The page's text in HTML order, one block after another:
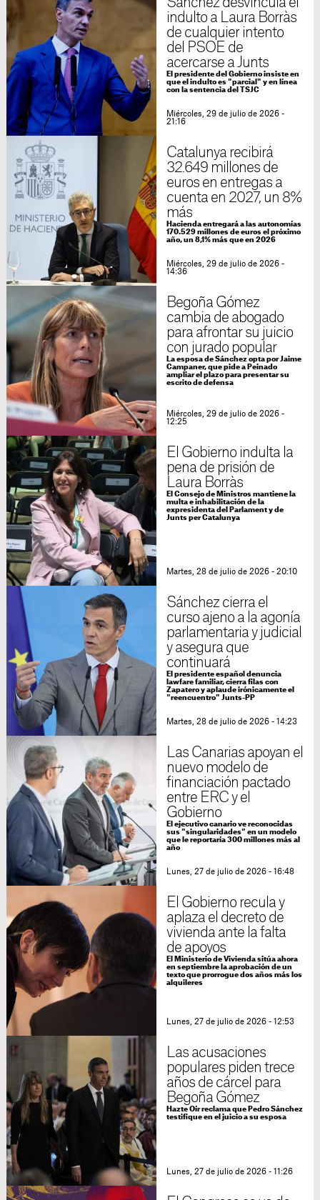
Sánchez desvincula el
indulto a Laura Borràs
de cualquier intento
del PSOE de
acercarse a Junts
El presidente del Gobierno insiste en
que el indulto es "parcial" y en línea
con la sentencia del TSJC
Miércoles, 29 de julio de 2026 -
21:16
Catalunya recibirá
32.649 millones de
euros en entregas a
cuenta en 2027, un 8%
más
Hacienda entregará a las autonomías
170.529 millones de euros el próximo
año, un 8,1% más que en 2026
Miércoles, 29 de julio de 2026 -
14:36
Begoña Gómez
cambia de abogado
para afrontar su juicio
con jurado popular
La esposa de Sánchez opta por Jaime
Campaner, que pide a Peinado
ampliar el plazo para presentar su
escrito de defensa
Miércoles, 29 de julio de 2026 -
12:25
El Gobierno indulta la
pena de prisión de
Laura Borràs
El Consejo de Ministros mantiene la
multa e inhabilitación de la
expresidenta del Parlament y de
Junts per Catalunya
Martes, 28 de julio de 2026 - 20:10
Sánchez cierra el
curso ajeno a la agonía
parlamentaria y judicial
y asegura que
continuará
El presidente español denuncia
lawfare familiar, cierra filas con
Zapatero y aplaude irónicamente el
"reencuentro" Junts-PP
Martes, 28 de julio de 2026 - 14:23
Las Canarias apoyan el
nuevo modelo de
financiación pactado
entre ERC y el
Gobierno
El ejecutivo canario ve reconocidas
sus "singularidades" en un modelo
que le reportaría 300 millones más al
año
Lunes, 27 de julio de 2026 - 16:48
El Gobierno recula y
aplaza el decreto de
vivienda ante la falta
de apoyos
El Ministerio de Vivienda sitúa ahora
en septiembre la aprobación de un
texto que prorrogue dos años más los
alquileres
Lunes, 27 de julio de 2026 - 12:53
Las acusaciones
populares piden trece
años de cárcel para
Begoña Gómez
Hazte Oír reclama que Pedro Sánchez
testifique en el juicio a su esposa
Lunes, 27 de julio de 2026 - 11:26